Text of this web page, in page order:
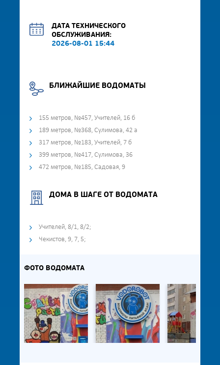
ДАТА ТЕХНИЧЕСКОГО
ОБСЛУЖИВАНИЯ:
2026-08-01 15:44
БЛИЖАЙШИЕ ВОДОМАТЫ
155 метров, №457, Учителей, 16 б
189 метров, №368, Сулимова, 42 а
317 метров, №183, Учителей, 7 б
399 метров, №417, Сулимова, 36
472 метров, №185, Садовая, 9
ДОМА В ШАГЕ ОТ ВОДОМАТА
Учителей, 8/1, 8/2;
Чекистов, 9, 7, 5;
ФОТО ВОДОМАТА